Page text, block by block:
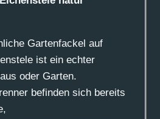
Gartenfackel auf
ist ein echter
oder Garten.
befinden sich bereits